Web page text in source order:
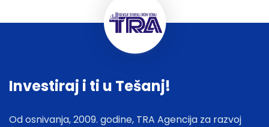
Investiraj i ti u Tešanj!
Od osnivanja, 2009. godine, TRA Agencija za razvoj